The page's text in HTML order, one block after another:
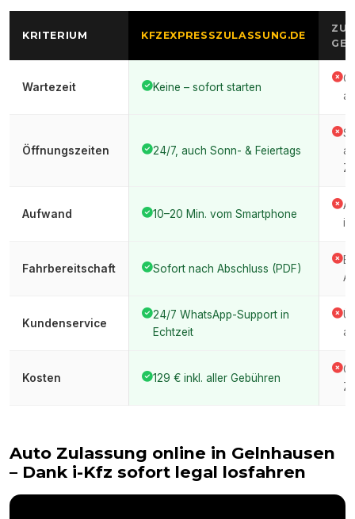
KRITERIUM KFZEXPRESSZULASSUNG.DE
Wartezeit Keine – sofort starten
Öffnungszeiten 24/7, auch Sonn- & Feiertags
Aufwand 10–20 Min. vom Smartphone
Fahrbereitschaft Sofort nach Abschluss (PDF)
Kundenservice
24/7 WhatsApp-Support in
Echtzeit
Kosten 129 € inkl. aller Gebühren
Auto Zulassung online in Gelnhausen
– Dank i-Kfz sofort legal losfahren